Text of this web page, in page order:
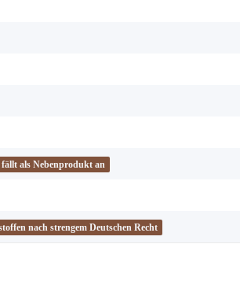
als Nebenprodukt an
nach strengem Deutschen Recht